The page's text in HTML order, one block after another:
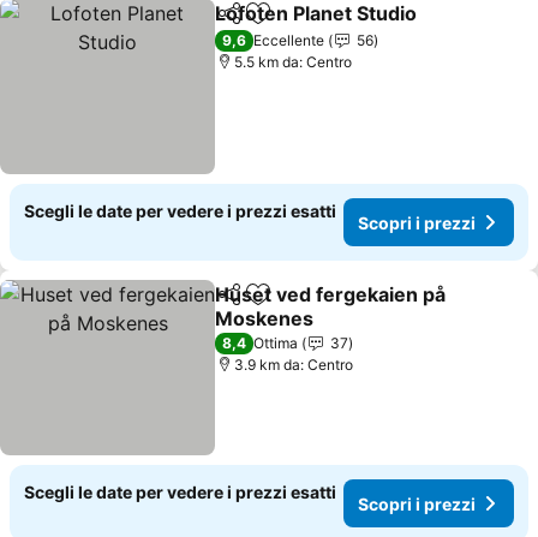
CondividiAggiungi ai preferiti
Lofoten Planet Studio
9,6 Eccellente
56
5.5 km da: Centro
Scegli le date per vedere i prezzi esatti
Scopri i prezzi
CondividiAggiungi ai preferiti
Huset ved fergekaien på
Moskenes
8,4 Ottima
37
3.9 km da: Centro
Scegli le date per vedere i prezzi esatti
Scopri i prezzi